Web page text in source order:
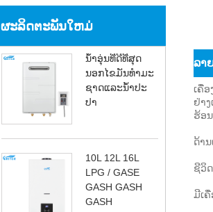
ຜະລິດຕະພັນໃຫມ່
ນ້ໍາອຸ່ນທີ່ດີທີ່ສຸດ
ນອກໄຂມັນທໍາມະ
ຊາດແລະນ້ໍາປະ
ປາ
10L 12L 16L
LPG / GASE
GASH GASH
GASH
ລາ
ເຄື່
ຢ່າ
ຮ້ອ
ດ້າ
ຊີວິ
ມີເ